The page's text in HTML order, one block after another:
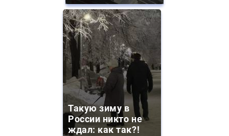
Такую зиму в
России никто не
ждал: как так?!